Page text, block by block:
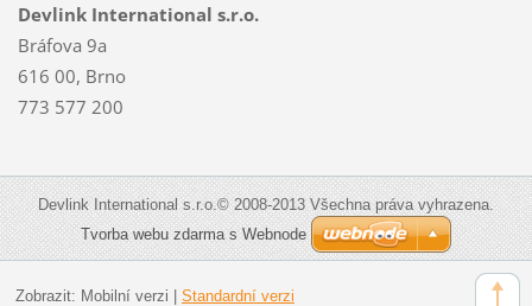
Devlink International s.r.o.
Bráfova 9a
616 00, Brno
773 577 200
Devlink International s.r.o.© 2008-2013 Všechna práva vyhrazena.
Tvorba webu zdarma s Webnode
Zobrazit: Mobilní verzi Standardní verzi